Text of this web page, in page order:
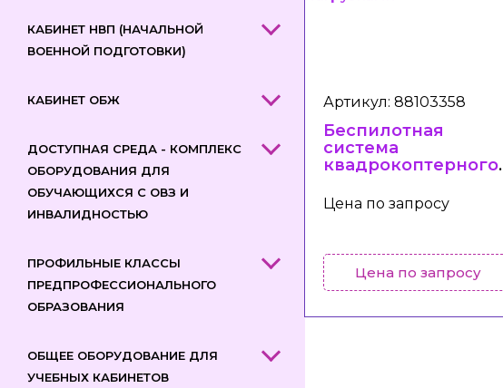
КАБИНЕТ НВП (НАЧАЛЬНОЙ
ВОЕННОЙ ПОДГОТОВКИ)
КАБИНЕТ ОБЖ
ДОСТУПНАЯ СРЕДА - КОМПЛЕКС
ОБОРУДОВАНИЯ ДЛЯ
ОБУЧАЮЩИХСЯ С ОВЗ И
ИНВАЛИДНОСТЬЮ
ПРОФИЛЬНЫЕ КЛАССЫ
ПРЕДПРОФЕССИОНАЛЬНОГО
ОБРАЗОВАНИЯ
ОБЩЕЕ ОБОРУДОВАНИЕ ДЛЯ
УЧЕБНЫХ КАБИНЕТОВ
Артикул: 88103358
Беспилотная
система
квадрокоптерного
вариативными
целевыми
Цена по запросу
Цена по запросу